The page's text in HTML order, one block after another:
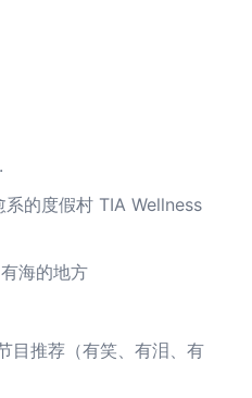
的度假村 TIA Wellness
海的地方
目推荐（有笑、有泪、有